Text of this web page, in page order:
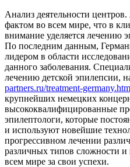
Анализ деятельности
фактом во всем мире, что в
внимание уделяется лечению
По последним данным,
лидером в области
данного заболевания.
лечению детской эпилепсии,
partners.ru/treatment-
крупнейших немецких
высококвалифицированные
эпилептологи, которые
и используют новейшие
прогрессивном лечении
различных типов сложности
всем мире за свои успехи.